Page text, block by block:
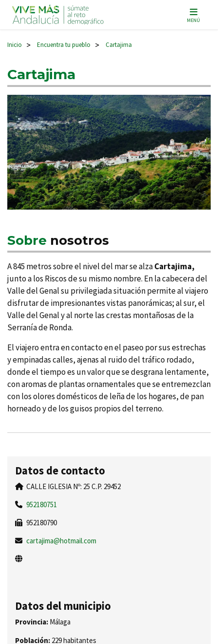
Navegación principal MENÚ
Inicio > Encuentra tu pueblo > Cartajima
Cartajima
Sobre nosotros
A 845 metros sobre el nivel del mar se alzaCartajima,
junto a los Riscos de su mismo nombre. En la cabecera del
Valle del Genal su privilegiada situación permite al viajero
disfrutar de impresionantes vistas panorámicas; al sur, el
Valle del Genal y al norte las crestas montañosas de la
Serraní­a de Ronda.
El viajero entra en contacto en el paseo por sus estrechas
y empinadas calles, ajenas al ruido del tráfico rodado,
donde el tiempo es un valor que se desgrana lentamente,
con aromas de plantas ornamentales que se entremezclan
con los olores domésticos de leña de los hogares, de pan
horneado y de los guisos propios del terreno.
Datos de contacto
CALLE IGLESIA Nº: 25 C.P. 29452
952180751
952180790
cartajima@hotmail.com
Datos del municipio
Provincia: Málaga
Población: 229 habitantes